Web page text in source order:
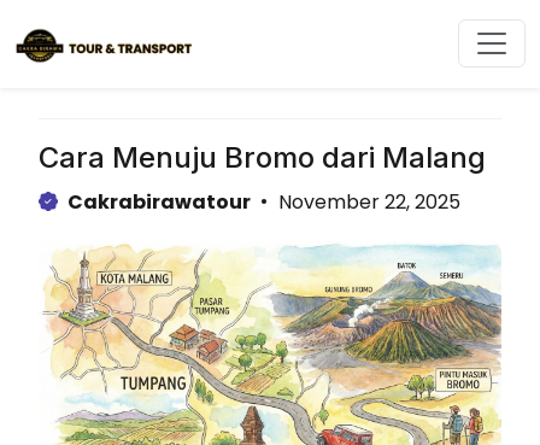
ke
Cara Menuju Bromo dari Malang
Cakrabirawatour November 22, 2025